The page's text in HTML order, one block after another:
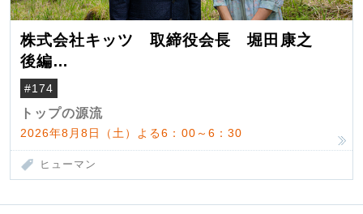
株式会社キッツ 取締役会長 堀田康之
後編
米国駐在でも浮かんだ八ヶ岳 山小屋を営
んだ父母
#174
トップの源流
2026年8月8日（土）よる6：00～6：30
ヒューマン